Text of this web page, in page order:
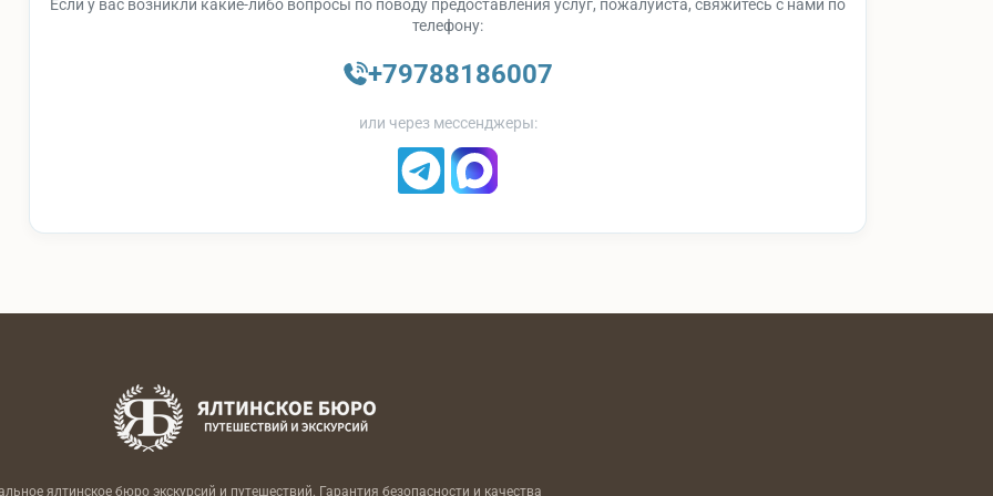
Если у вас возникли какие-либо вопросы по поводу предоставления услуг, пожалуйста, свяжитесь с нами по
телефону:
+79788186007
или через мессенджеры:
ялтинское бюро экскурсий и путешествий. Гарантия безопасности и качества